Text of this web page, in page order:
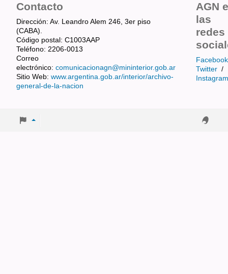
Contacto
Dirección: Av. Leandro Alem 246, 3er piso
(CABA).
Código postal: C1003AAP
Teléfono: 2206-0013
Correo
electrónico: comunicacionagn@mininterior.gob.ar
Sitio Web: www.argentina.gob.ar/interior/archivo-
general-de-la-nacion
AGN
las
redes
Facebook
Twitter /
Instagram